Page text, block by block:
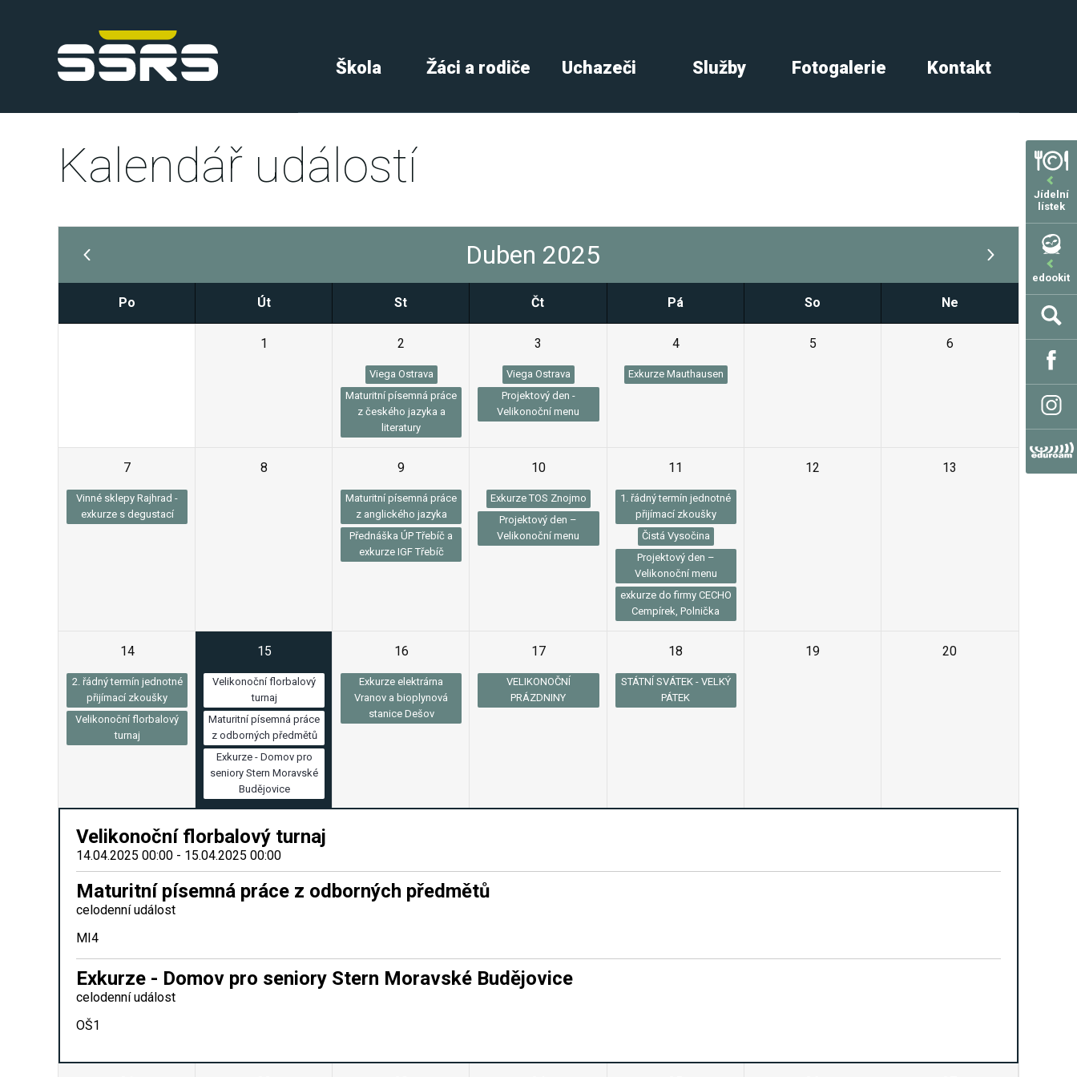
Jídelní
lístek
edookit
Škola Žáci a rodiče Uchazeči Služby Fotogalerie Kontakt
Kalendář událostí
Duben 2025
Po Út St Čt Pá So Ne
1 2
Viega Ostrava
Maturitní písemná práce
z českého jazyka a
literatury
3
Viega Ostrava
Projektový den -
Velikonoční menu
4
Exkurze Mauthausen
5 6
7
Vinné sklepy Rajhrad -
exkurze s degustací
8 9
Maturitní písemná práce
z anglického jazyka
Přednáška ÚP Třebíč a
exkurze IGF Třebíč
10
Exkurze TOS Znojmo
Projektový den –
Velikonoční menu
11
1. řádný termín jednotné
přijímací zkoušky
Čistá Vysočina
Projektový den –
Velikonoční menu
exkurze do firmy CECHO
Cempírek, Polnička
12 13
14
2. řádný termín jednotné
přijímací zkoušky
Velikonoční florbalový
turnaj
15
Velikonoční florbalový
turnaj
Maturitní písemná práce
z odborných předmětů
Exkurze - Domov pro
seniory Stern Moravské
Budějovice
16
Exkurze elektrárna
Vranov a bioplynová
stanice Dešov
17
VELIKONOČNÍ
PRÁZDNINY
18
STÁTNÍ SVÁTEK - VELKÝ
PÁTEK
19 20
Velikonoční florbalový turnaj
14.04.2025 00:00 - 15.04.2025 00:00
Maturitní písemná práce z odborných předmětů
celodenní událost
MI4
Exkurze - Domov pro seniory Stern Moravské Budějovice
celodenní událost
OŠ1